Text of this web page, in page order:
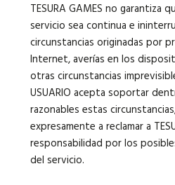
TESURA GAMES no garantiza
servicio sea continua e
circunstancias originadas por
Internet, averías en los
otras circunstancias
USUARIO acepta soportar
razonables estas
expresamente a reclamar a
responsabilidad por los
del servicio.